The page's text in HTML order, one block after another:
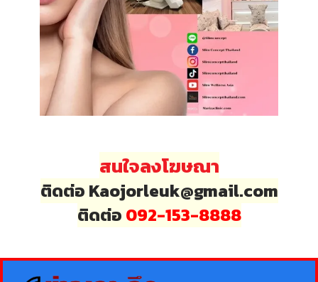
สนใจลงโฆษณา
ติดต่อ Kaojorleuk@gmail.com
ติดต่อ 092-153-8888